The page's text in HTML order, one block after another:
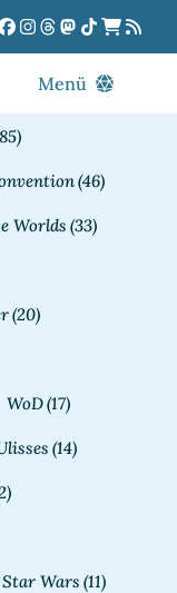
Menü
(46)
Worlds (33)
(20)
WoD(17)
(14)
Star Wars (11)